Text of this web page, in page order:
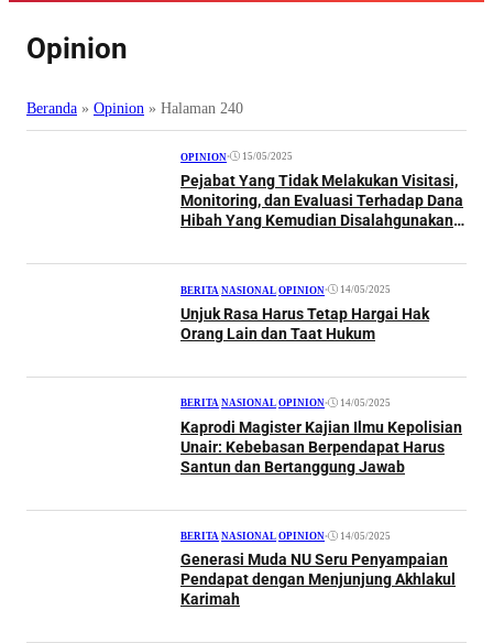
Opinion
Beranda » Opinion » Halaman 240
OPINION• 15/05/2025
Pejabat Yang Tidak Melakukan Visitasi,
Monitoring, dan Evaluasi Terhadap Dana
Hibah Yang Kemudian Disalahgunakan
Korupsi
BERITA NASIONAL OPINION• 14/05/2025
Unjuk Rasa Harus Tetap Hargai Hak
Orang Lain dan Taat Hukum
BERITA NASIONAL OPINION• 14/05/2025
Kaprodi Magister Kajian Ilmu Kepolisian
Unair: Kebebasan Berpendapat Harus
Santun dan Bertanggung Jawab
BERITA NASIONAL OPINION• 14/05/2025
Generasi Muda NU Seru Penyampaian
Pendapat dengan Menjunjung Akhlakul
Karimah